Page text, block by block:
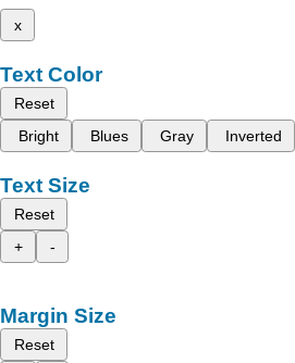
x
Text Color
Reset
Bright
Blues Gray Inverted
Text Size
Reset
+
-
Margin Size
Reset